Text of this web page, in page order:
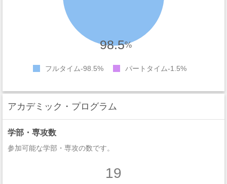
98.5%
フルタイム 98.5% パートタイム 1.5%
アカデミック・プログラム
学部・専攻数
参加可能な学部・専攻の数です。
19